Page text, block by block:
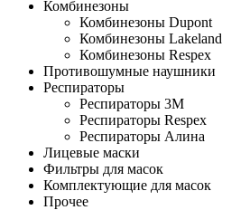
Комбинезоны
Комбинезоны Dupont
Комбинезоны Lakeland
Комбинезоны Respex
Противошумные наушники
Респираторы
Респираторы 3M
Респираторы Respex
Респираторы Алина
Лицевые маски
Фильтры для масок
Комплектующие для масок
Прочее